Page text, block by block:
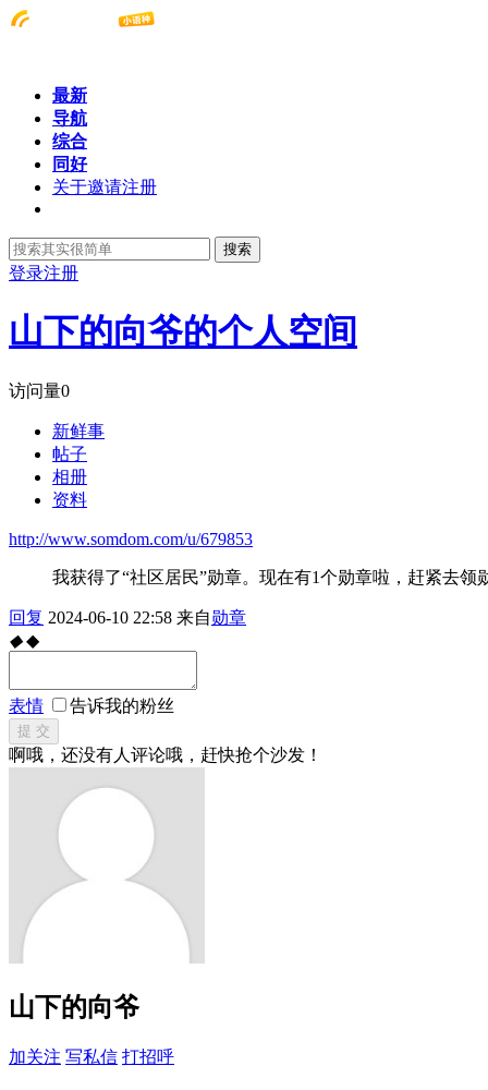
最新
导航
综合
同好
关于邀请注册
搜索
登录注册
山下的向爷的个人空间
访问量0
新鲜事
帖子
相册
资料
http://www.somdom.com/u/679853
我获得了“社区居民”勋章。现在有1个勋章啦，赶紧去领
回复 2024-06-10 22:58 来自勋章
◆ ◆
表情 告诉我的粉丝
提 交
啊哦，还没有人评论哦，赶快抢个沙发！
山下的向爷
加关注 写私信 打招呼